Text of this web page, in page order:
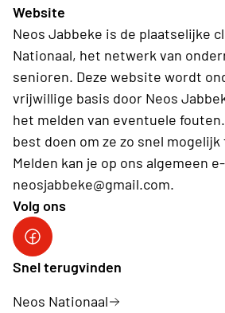
Website
Neos Jabbeke is de plaatselijke
Nationaal, het netwerk van
senioren. Deze website wordt
vrijwillige basis door Neos
het melden van eventuele
best doen om ze zo snel
Melden kan je op ons algemeen
neosjabbeke@gmail.com.
Volg ons
Facebook Neos Jabbeke
Snel terugvinden
Neos Nationaal